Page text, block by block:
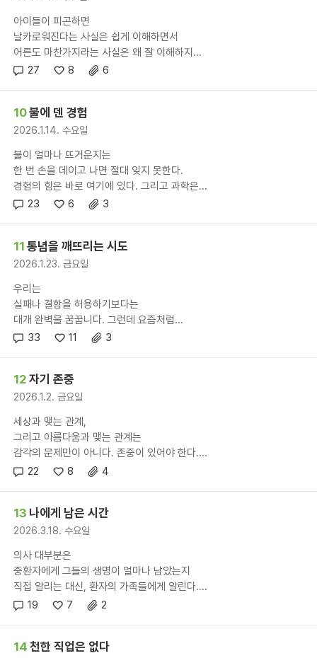
아이들이 피곤하면
날카로워진다는 사실은 쉽게 이해하면서
어른도 마찬가지라는 사실은 왜 잘 이해하지...
27
8 6
10불에 덴 경험
2026.1.14. 수요일
불이 얼마나 뜨거운지는
한 번 손을 데이고 나면 절대 잊지 못한다.
경험의 힘은 바로 여기에 있다. 그리고 과학은...
23
6 3
11 통념을 깨뜨리는 시도
2026.1.23. 금요일
우리는
실패나 결함을 허용하기보다는
대개 완벽을 꿈꿉니다. 그런데 요즘처럼...
33
11 3
12 자기 존중
2026.1.2. 금요일
세상과 맺는 관계,
그리고 아름다움과 맺는 관계는
감각의 문제만이 아니다. 존중이 있어야 한다....
22
8 4
13 나에게 남은 시간
2026.3.18. 수요일
의사 대부분은
중환자에게 그들의 생명이 얼마나 남았는지
직접 알리는 대신, 환자의 가족들에게 알린다....
19
7 2
14 천한 직업은 없다